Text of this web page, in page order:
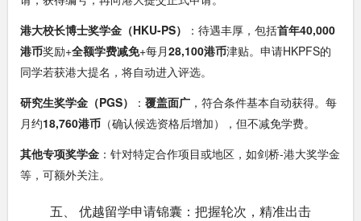
港大校长博士奖学金（HKU-PS）
：待遇丰厚，包括首年40,000
港币奖励+全额学费减免+每月28,100港币津贴。申请HKPFS的
同学若获港大提名，将自动进入评选。
研究生奖学金（PGS）
： 覆盖面广 ，符合条件基本自动获得。每
月约18,760港币 （确认候选资格后增加），但不减免学费。
其他专项奖学金 ：针对特定合作项目或地区，如剑桥-港大奖学金
等，可额外关注。
五、 优越留学申请锦囊：把握轮次，精准出击